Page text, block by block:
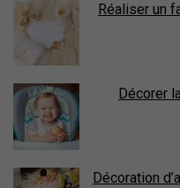
Réaliser un
Décorer
Décoration